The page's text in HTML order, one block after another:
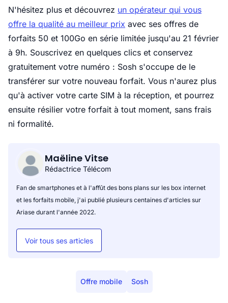
N'hésitez plus et découvrez un opérateur qui vous
offre la qualité au meilleur prix avec ses offres de
forfaits 50 et 100Go en série limitée jusqu'au 21 février
à 9h. Souscrivez en quelques clics et conservez
gratuitement votre numéro : Sosh s'occupe de le
transférer sur votre nouveau forfait. Vous n'aurez plus
qu'à activer votre carte SIM à la réception, et pourrez
ensuite résilier votre forfait à tout moment, sans frais
ni formalité.
Maëline Vitse
Rédactrice Télécom
Fan de smartphones et à l'affût des bons plans sur les box internet
et les forfaits mobile, j'ai publié plusieurs centaines d'articles sur
Ariase durant l'année 2022.
Voir tous ses articles
Offre mobile Sosh